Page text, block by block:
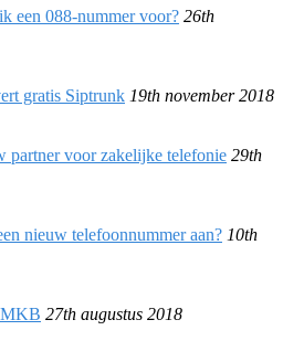
een 088-nummer voor? 26th
gratis Siptrunk 19th november 2018
partner voor zakelijke telefonie 29th
nieuw telefoonnummer aan? 10th
MKB 27th augustus 2018